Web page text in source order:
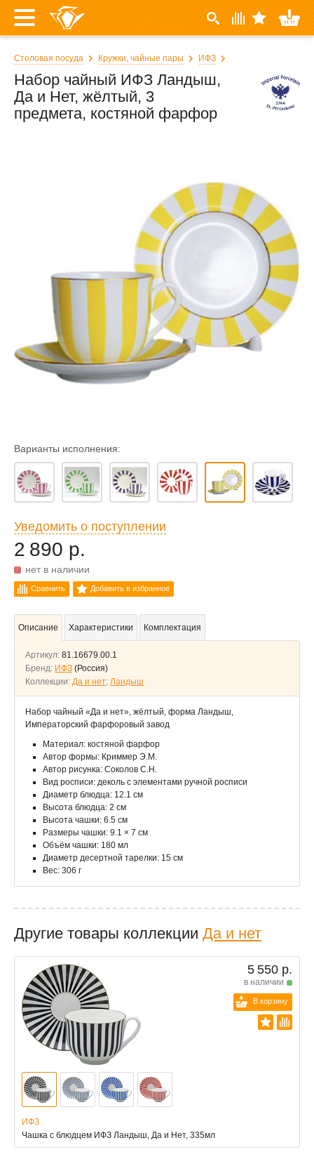
Столовая посуда Кружки, чайные пары ИФЗ
Набор чайный ИФЗ Ландыш,
Да и Нет, жёлтый, 3
предмета, костяной фарфор
Варианты исполнения:
Уведомить о поступлении
2 890 р.
нет в наличии
Сравнить Добавить в избранное
Описание Характеристики Комплектация
Артикул: 81.16679.00.1
Бренд: ИФЗ (Россия)
Коллекции: Да и нет; Ландыш
Набор чайный «Да и нет», жёлтый, форма Ландыш,
Императорский фарфоровый завод
Материал: костяной фарфор
Автор формы: Криммер Э.М.
Автор рисунка: Соколов С.Н.
Вид росписи: деколь с элементами ручной росписи
Диаметр блюдца: 12.1 см
Высота блюдца: 2 см
Высота чашки: 6.5 см
Размеры чашки: 9.1 × 7 см
Объём чашки: 180 мл
Диаметр десертной тарелки: 15 см
Вес: 306 г
Другие товары коллекции Да и нет
5 550 р.
в наличии
В корзину
ИФЗ
Чашка с блюдцем ИФЗ Ландыш, Да и Нет, 335мл